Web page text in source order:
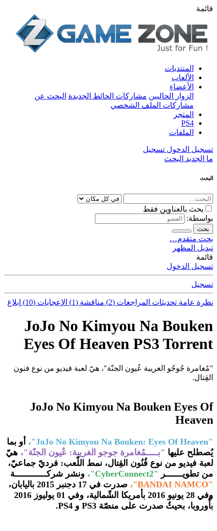
قائمة
المنتديات
الألعاب
الأعضاء
الزوار الحاليين مشاركات الحائط الجديدة البحث عن
مشاركات الملف الشخصي
المتجر
PS4
الملفات
تسجيل الدخول تسجيل
ما الجديد البحث
البحث
بحث بالعناوين فقط
بواسطة:
بحث
بحث متقدم…
تبديل المظهر
قائمة
تسجيل الدخول
تسجيل
نظرة عامة تحديثات المراجعات (2) مناقشة (1) الإعجابات (10) إبلاغ
JoJo No Kimyou Na Bouken
Eyes Of Heaven PS3 Torrent
"مُغامرة جُوجُو الغريبة عُيون الجنّة"، هيّ لعبة فيديو من نوع فنون
القِتال.
JoJo No Kimyou Na Bouken Eyes Of
Heaven
"JoJo No Kimyou Na Bouken: Eyes Of Heaven"،
أو بما
يُصطلح عليها "بـــــمُغامرة جوجو الغريبة: عُيون الجنّة"، هيّ
لعبة فيديو من نوع فُنُون القِتال، نمط اللّعب: فرديّ جماعيّ،
من تطويـــــــر "
CyberConnect2"، ونشر شركـــــــــــــة
"BANDAI NAMCO"،
صدرت في 17 دجنبر 2015 باليابان،
وفي 28 يونيو 2016 بأمريكا الشّمالية، وفي 01 يوليوز 2016
بأُوروبا، بحيثُ صدرت على منصّة PS3 و PS4.